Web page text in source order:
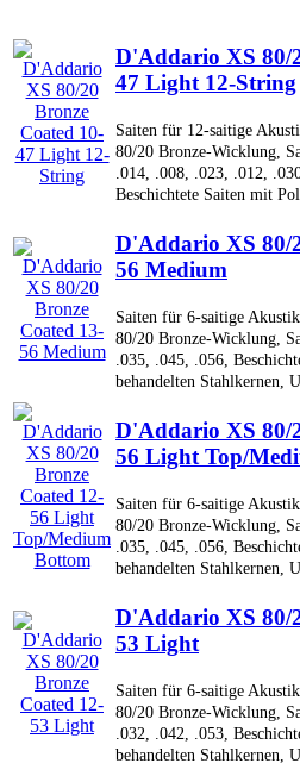
D'Addario XS 80/
47 Light 12-String
Saiten für 12-saitige
80/20 Bronze-Wicklung,
.014, .008, .023, .012,
Beschichtete Saiten mit
D'Addario XS 80/
56 Medium
Saiten für 6-saitige
80/20 Bronze-Wicklung,
.035, .045, .056,
behandelten Stahlkernen,
D'Addario XS 80/
56 Light Top/
Saiten für 6-saitige
80/20 Bronze-Wicklung,
.035, .045, .056,
behandelten Stahlkernen,
D'Addario XS 80/
53 Light
Saiten für 6-saitige
80/20 Bronze-Wicklung,
.032, .042, .053,
behandelten Stahlkernen,